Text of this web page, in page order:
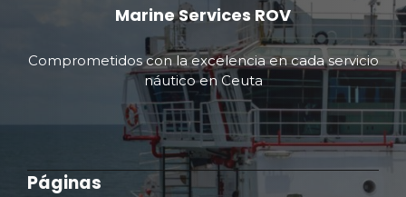
Marine Services ROV
Comprometidos con la excelencia en cada servicio
náutico en Ceuta
Páginas